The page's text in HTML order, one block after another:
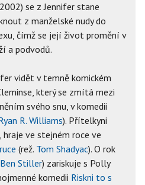
se z Jennifer stane
z manželské nudy do
čímž se její život promění v
a podvodů.
vidět v temně komickém
který se zmítá mezi
svého snu, v komedii
R. Williams). Přítelkyni
hraje ve stejném roce ve
(rež. Tom Shadyac). O rok
Ben Stiller) zariskuje s Polly
komedii Riskni to s